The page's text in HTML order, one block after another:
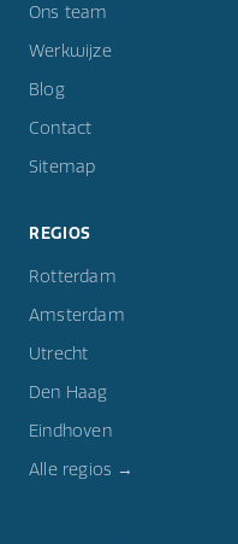
Ons team
Werkwijze
Blog
Contact
Sitemap
REGIOS
Rotterdam
Amsterdam
Utrecht
Den Haag
Eindhoven
Alle regios →